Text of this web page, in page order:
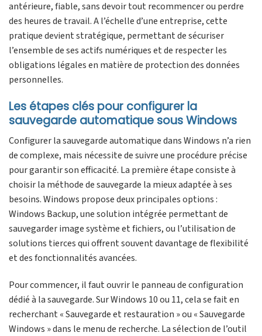
antérieure, fiable, sans devoir tout recommencer ou perdre
des heures de travail. A l’échelle d’une entreprise, cette
pratique devient stratégique, permettant de sécuriser
l’ensemble de ses actifs numériques et de respecter les
obligations légales en matière de protection des données
personnelles.
Les étapes clés pour configurer la
sauvegarde automatique sous Windows
Configurer la sauvegarde automatique dans Windows n’a rien
de complexe, mais nécessite de suivre une procédure précise
pour garantir son efficacité. La première étape consiste à
choisir la méthode de sauvegarde la mieux adaptée à ses
besoins. Windows propose deux principales options :
Windows Backup, une solution intégrée permettant de
sauvegarder image système et fichiers, ou l’utilisation de
solutions tierces qui offrent souvent davantage de flexibilité
et des fonctionnalités avancées.
Pour commencer, il faut ouvrir le panneau de configuration
dédié à la sauvegarde. Sur Windows 10 ou 11, cela se fait en
recherchant « Sauvegarde et restauration » ou « Sauvegarde
Windows » dans le menu de recherche. La sélection de l’outil